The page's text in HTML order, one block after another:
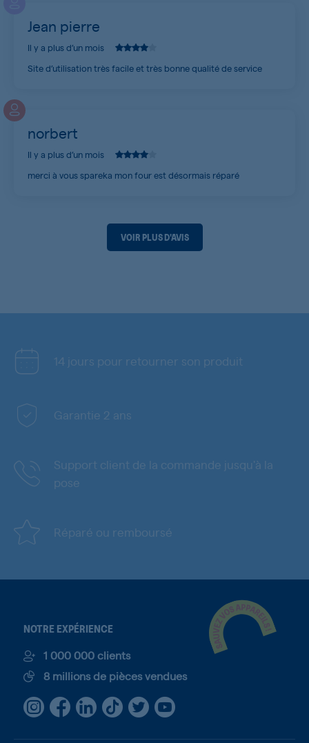
Jean pierre
Il y a plus d’un mois
Site d’utilisation très facile et très bonne qualité de service
norbert
Il y a plus d’un mois
merci à vous spareka mon four est désormais réparé
VOIR PLUS D'AVIS
14 jours pour retourner son produit
Garantie 2 ans
Support client de la commande jusqu'à la
pose
Réparé ou remboursé
NOTRE EXPÉRIENCE
1 000 000 clients
8 millions de pièces vendues